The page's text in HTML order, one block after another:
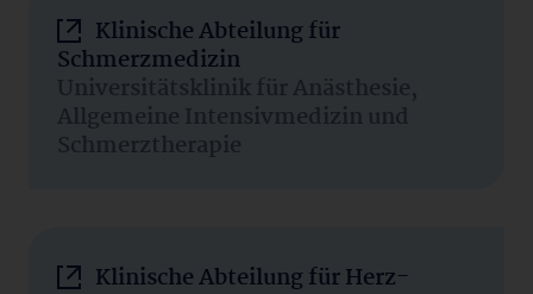
Klinische Abteilung für
Schmerzmedizin
Universitätsklinik für Anästhesie,
Allgemeine Intensivmedizin und
Schmerztherapie
Klinische Abteilung für Herz-